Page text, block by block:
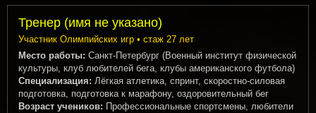
Тренер (имя не указано)
Участник Олимпийских игр • стаж 27 лет
Место работы: Санкт-Петербург (Военный институт физической
культуры, клуб любителей бега, клубы американского футбола)
Специализация: Лёгкая атлетика, спринт, скоростно-силовая
подготовка, подготовка к марафону, оздоровительный бег
Возраст учеников: Профессиональные спортсмены, любители